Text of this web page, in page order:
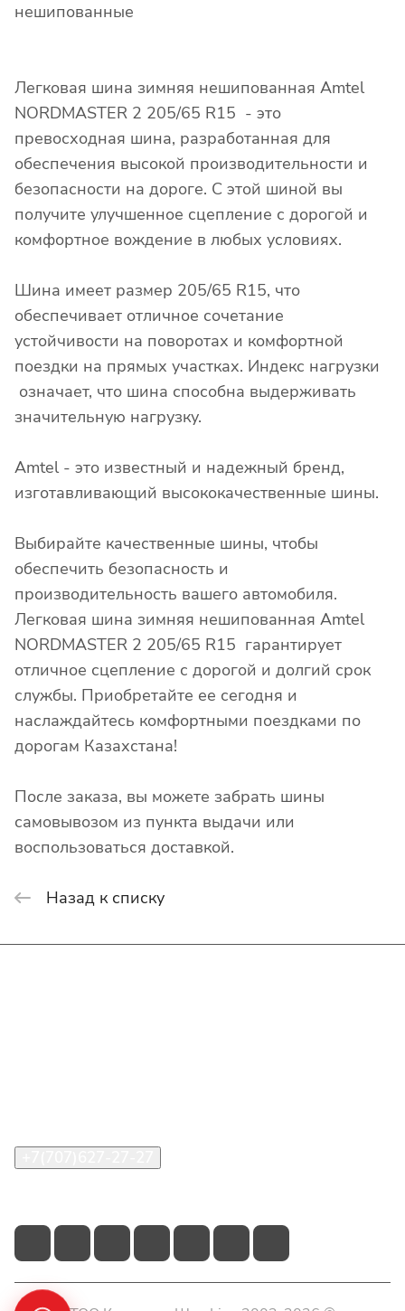
нешипованные
Легковая шина зимняя нешипованная Amtel
NORDMASTER 2 205/65 R15 - это
превосходная шина, разработанная для
обеспечения высокой производительности и
безопасности на дороге. С этой шиной вы
получите улучшенное сцепление с дорогой и
комфортное вождение в любых условиях.
Шина имеет размер 205/65 R15, что
обеспечивает отличное сочетание
устойчивости на поворотах и комфортной
поездки на прямых участках. Индекс нагрузки
означает, что шина способна выдерживать
значительную нагрузку.
Amtel - это известный и надежный бренд,
изготавливающий высококачественные шины.
Выбирайте качественные шины, чтобы
обеспечить безопасность и
производительность вашего автомобиля.
Легковая шина зимняя нешипованная Amtel
NORDMASTER 2 205/65 R15 гарантирует
отличное сцепление с дорогой и долгий срок
службы. Приобретайте ее сегодня и
наслаждайтесь комфортными поездками по
дорогам Казахстана!
После заказа, вы можете забрать шины
самовывозом из пункта выдачи или
воспользоваться доставкой.
Назад к списку